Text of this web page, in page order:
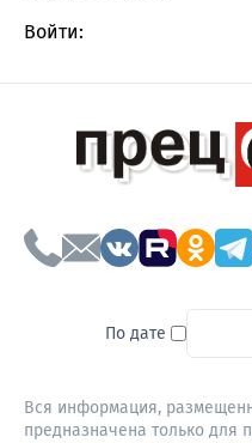
Войти:
По дате To
Вся информация,
предназначена только для